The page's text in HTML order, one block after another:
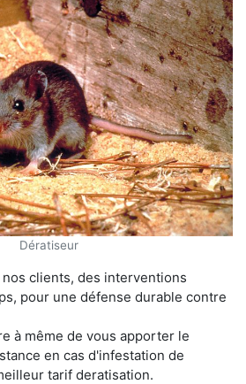
Dératiseur
clients, des interventions
pour une défense durable contre
à même de vous apporter le
en cas d'infestation de
tarif deratisation.